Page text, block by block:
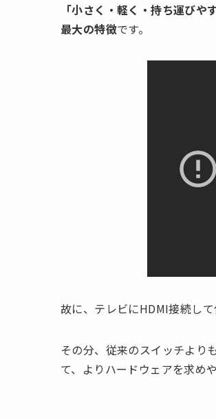
「小さく・軽く・持ち運び
最大の特徴です。
故に、テレビにHDMI接続し
その分、従来のスイッチより
て、よりハードウェアを求め